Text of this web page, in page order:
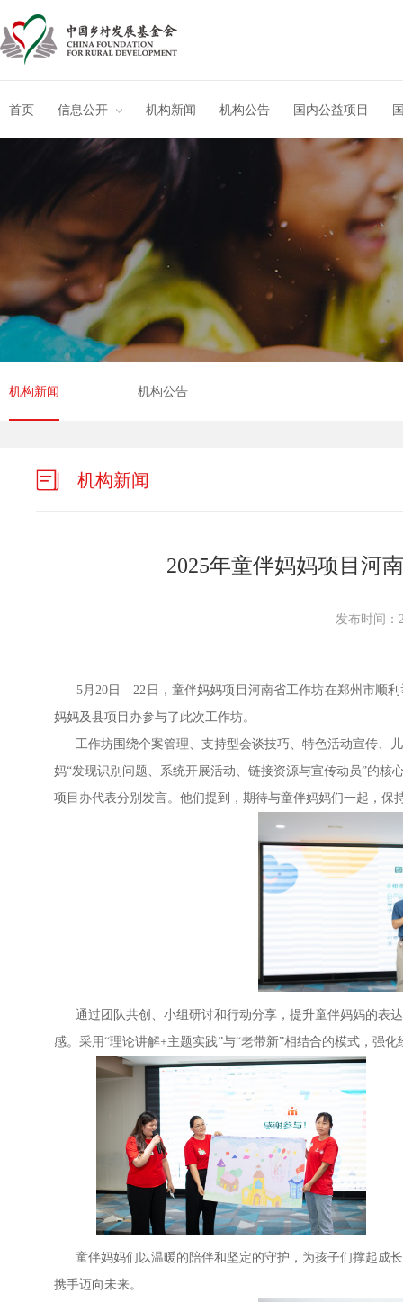
首页 信息公开 机构新闻 机构公告 国内公益项目
机构新闻 机构公告
机构新闻
2025年童伴妈妈项目河
发布时间：
5月20日—22日，童伴妈妈项目河南省工作坊在郑州市顺利
妈妈及县项目办参与了此次工作坊。
工作坊围绕个案管理、支持型会谈技巧、特色活动宣传、
妈“发现识别问题、系统开展活动、链接资源与宣传动员”的
项目办代表分别发言。他们提到，期待与童伴妈妈们一起，保
通过团队共创、小组研讨和行动分享，提升童伴妈妈的表
感。采用“理论讲解+主题实践”与“老带新”相结合的模式，强
童伴妈妈们以温暖的陪伴和坚定的守护，为孩子们撑起成
携手迈向未来。